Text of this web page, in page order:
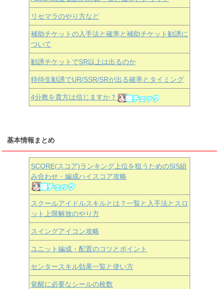
リセマラのやり方など
補助チケットの入手法と確率と補助チケット勧誘に
ついて
勧誘チケットでSR以上は出るのか
特待生勧誘でUR/SSR/SRが出る確率とタイミング
4分教を貴方は信じますか？
基本情報まとめ
SCORE(スコア)ランキング上位を狙うためのSIS組
み合わせ・編成ハイスコア攻略
スクールアイドルスキルとは？一覧と入手法とスロ
ット上限解放のやり方
スイングアイコン攻略
ユニット編成・配置のコツとポイント
センタースキル効果一覧と使い方
覚醒に必要なシールの枚数